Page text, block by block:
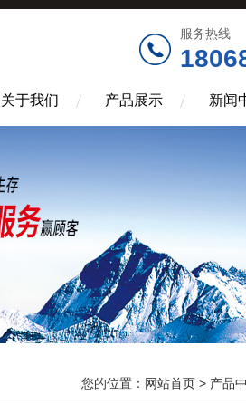
服务热线
关于我们 产品展示 新闻
您的位置： 网站首页 > 产品